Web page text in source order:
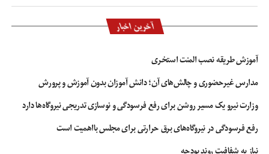
آخرین اخبار
آموزش طریقه نصب المنت استخری
مدارس غیرحضوری و چالش‌های آن؛ دانش آموزان بدون آموزش و پرورش
وزارت نیرو یک مسیر روشن برای رفع فرسودگی و نوسازی تدریجی نیروگاه‌ها دارد
رفع فرسودگی در نیروگاه‌های برق حرارتی برای مجلس بااهمیت است
نیاز به شفافیت روند بودجه